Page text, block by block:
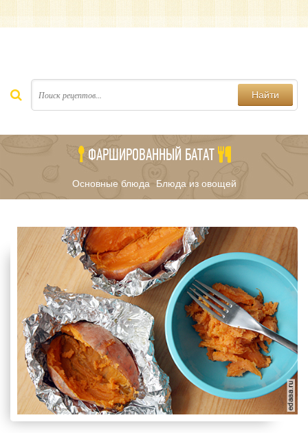
Найти
ФАРШИРОВАННЫЙ БАТАТ
Основные блюда/ Блюда из овощей